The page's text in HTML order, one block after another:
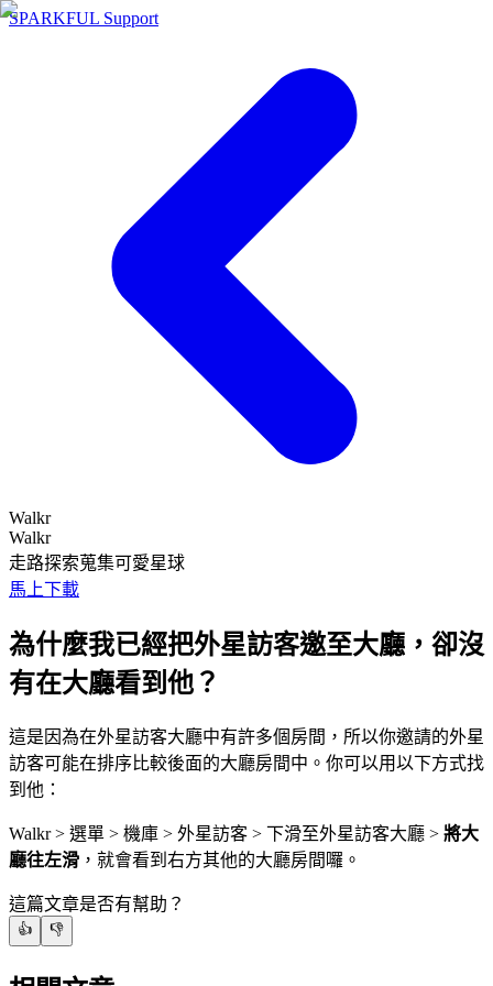
SPARKFUL Support
Walkr
Walkr
走路探索蒐集可愛星球
馬上下載
為什麼我已經把外星訪客邀至大廳，卻沒
有在大廳看到他？
這是因為在外星訪客大廳中有許多個房間，所以你邀請的外星
訪客可能在排序比較後面的大廳房間中。你可以用以下方式找
到他：
Walkr > 選單 > 機庫 > 外星訪客 > 下滑至外星訪客大廳 > 將大
廳往左滑 ，就會看到右方其他的大廳房間囉。
這篇文章是否有幫助？
👍 👎